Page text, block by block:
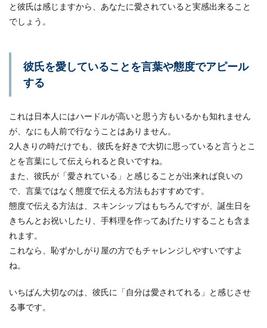
と彼氏は感じますから、あなたに愛されていると実感出来ること
でしょう。
彼氏を愛していることを言葉や態度でアピール
する
これは日本人にはハードルが高いと思う方もいるかも知れません
が、なにも人前で行なうことはありません。
2人きりの時だけでも、彼氏を好きで大切に思っていると言うとこ
とを言葉にして伝えられると良いですね。
また、彼氏が「愛されている」と感じることが出来れば良いの
で、言葉ではなく態度で伝える方法もおすすめです。
態度で伝える方法は、スキンシップはもちろんですが、誕生日を
きちんとお祝いしたり、手料理を作ってあげたりすることも含ま
れます。
これなら、恥ずかしがり屋の方でもチャレンジしやすいですよ
ね。
いちばん大切なのは、彼氏に「自分は愛されてれる」と感じさせ
る事です。